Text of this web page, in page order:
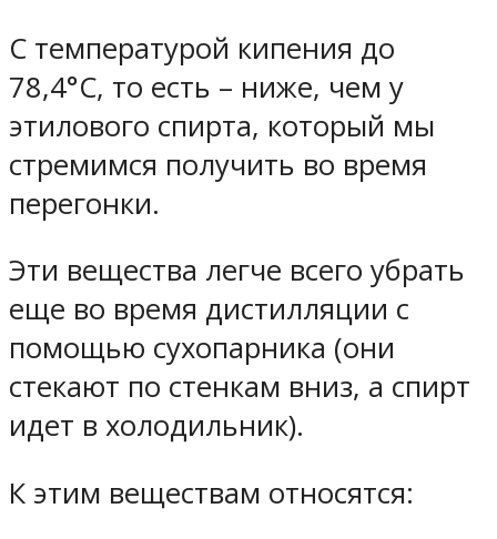
С температурой кипения до
78,4°С, то есть – ниже, чем у
этилового спирта, который мы
стремимся получить во время
перегонки.
Эти вещества легче всего убрать
еще во время дистилляции с
помощью сухопарника (они
стекают по стенкам вниз, а спирт
идет в холодильник).
К этим веществам относятся: